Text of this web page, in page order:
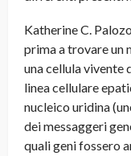
Katherine C.
prima a trovare un
una cellula vivente
linea cellulare
nucleico uridina
dei messaggeri
quali geni fossero